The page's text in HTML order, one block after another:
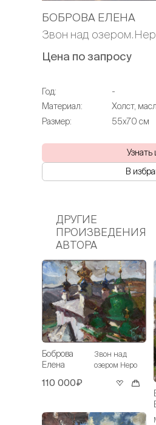
БОБРОВА ЕЛЕНА
Звон над
Цена по запросу
Год:
-
Материал:
Холст,
Размер:
55х70 см
Узнать
В
ДРУГИЕ
ПРОИЗВЕДЕНИЯ
АВТОРА
Боброва
Елена
Звон над
озером Неро
110 000₽